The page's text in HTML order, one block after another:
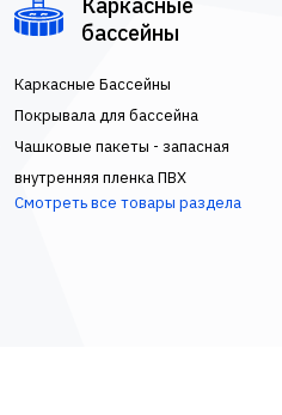
бассейны
Каркасные Бассейны
Покрывала для бассейна
Чашковые пакеты - запасная
внутренняя пленка ПВХ
Смотреть все товары раздела